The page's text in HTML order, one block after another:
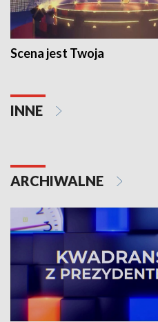
Scena jest Twoja
INNE
ARCHIWALNE